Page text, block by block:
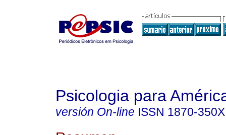
Psicologia para
versión On-line ISSN 1870-350X